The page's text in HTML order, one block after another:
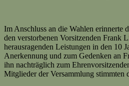
Im Anschluss an die Wahlen erinnerte
den verstorbenen Vorsitzenden Frank
herausragenden Leistungen in den 10
Anerkennung und zum Gedenken an
ihn nachträglich zum
Mitglieder der Versammlung stimmten